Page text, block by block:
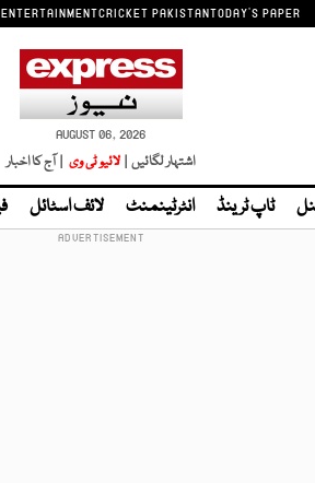
CRICKET PAKISTANTODAY'S PAPER
AUGUST 06, 2026
اشتہار لگائیں | لائیو ٹی وی | آج کا اخبار
ٹاپ ٹرینڈ انٹرٹینمنٹ لائف اسٹائل